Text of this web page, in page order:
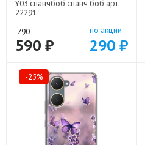
Y03 спанчбоб спанч боб арт:
22291
790
590 ₽
по акции
290 ₽
-25%